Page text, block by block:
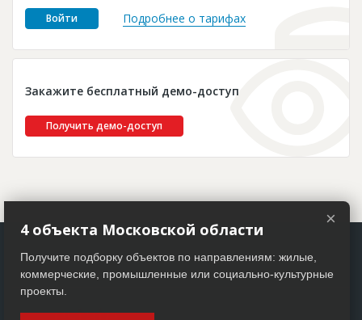
Пресс-релизы
Войти Подробнее о тарифах
Закажите бесплатный демо-доступ
Получить демо-доступ
×
4 объекта Московской области
Получите подборку объектов по направлениям: жилые,
коммерческие, промышленные или социально-культурные
проекты.